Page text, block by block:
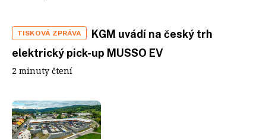
TISKOVÁ ZPRÁVA
KGM uvádí na český trh
elektrický pick-up MUSSO EV
2 minuty čtení